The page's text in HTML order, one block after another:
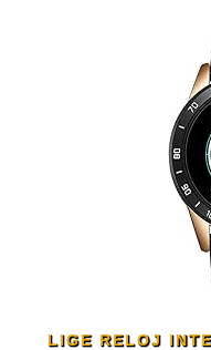
LIGE RELOJ